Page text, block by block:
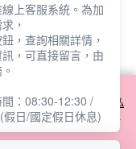
方式之詳情，及若您不希
定，請參閱本網站「
隱私
您同意本公司得按本網站使
上客服系統。為加
，
，查詢相關詳情，
，可直接留言，由
：08:30-12:30 /
日/國定假日休息)